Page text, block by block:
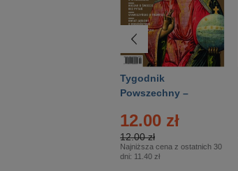
Tygodnik
Powszechny –
12.00 zł
12.00 zł
Najniższa cena z ostatnich 30
dni: 11.40 zł